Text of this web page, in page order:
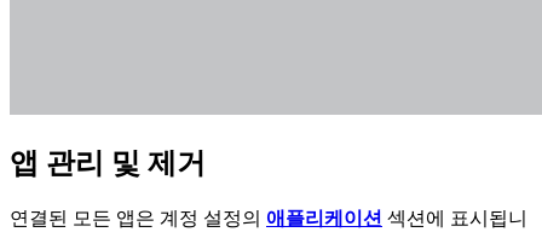
앱 관리 및 제거
연결된 모든 앱은 계정 설정의 애플리케이션 섹션에 표시됩니